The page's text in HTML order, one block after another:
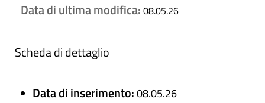
Data di ultima modifica: 08.05.26
Scheda di dettaglio
Data di inserimento:08.05.26